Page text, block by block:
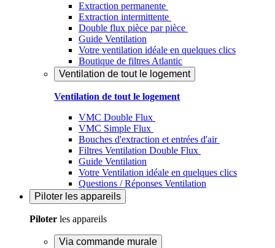
Extraction permanente
Extraction intermittente
Double flux pièce par pièce
Guide Ventilation
Votre ventilation idéale en quelques clics
Boutique de filtres Atlantic
Ventilation de tout le logement
Ventilation de tout le logement
VMC Double Flux
VMC Simple Flux
Bouches d'extraction et entrées d'air
Filtres Ventilation Double Flux
Guide Ventilation
Votre Ventilation idéale en quelques clics
Questions / Réponses Ventilation
Piloter les appareils
Piloter les appareils
Via commande murale